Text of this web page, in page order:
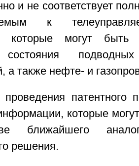
и не соответствует
к
которые могут быть
подводных
а также нефте- и
патентного
которые
ближайшего
решения.